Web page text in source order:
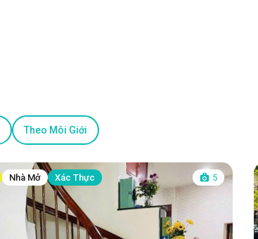
Theo Môi Giới
Nhà Mở Xác Thực 5